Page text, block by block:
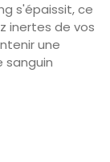
s'épaissit, ce
inertes de vos
une
sanguin